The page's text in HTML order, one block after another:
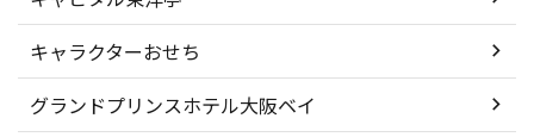
キャラクターおせち
グランドプリンスホテル大阪ベイ